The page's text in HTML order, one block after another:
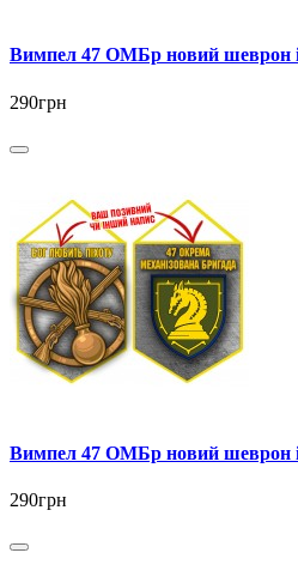
Вимпел 47 ОМБр новий шеврон і
290грн
Вимпел 47 ОМБр новий шеврон і
290грн